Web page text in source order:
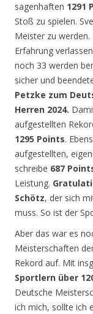
sagenhaften 1291
Stoß zu spielen.
Meister zu
Erfahrung
noch 33 werden
sicher und
Petzke zum
Herren 2024.
aufgestellten
1295 Points.
aufgestellten,
schreibe 687
Leistung.
Schötz, der sich
muss. So ist der
Aber das war es
Meisterschaften
Rekord auf. Mit
Sportlern über
Deutsche
ich mich, sollte ich